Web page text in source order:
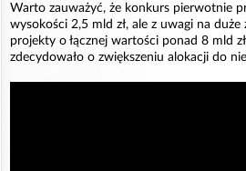
Warto zauważyć, że konkurs pierwotnie
wysokości 2,5 mld zł, ale z uwagi na duże
projekty o łącznej wartości ponad 8 mld
zdecydowało o zwiększeniu alokacji do